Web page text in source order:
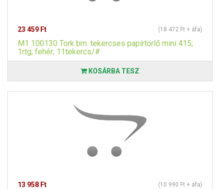
23 459 Ft (18 472 Ft + áfa)
M1 100130 Tork bm. tekercses papírtörlő mini 415;
1rtg; fehér; 11tekercs/#
KOSÁRBA TESZ
13 958 Ft (10 990 Ft + áfa)